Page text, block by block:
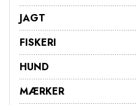
JAGT
FISKERI
HUND
MÆRKER